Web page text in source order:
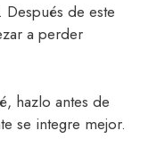
Después de este
a perder
hazlo antes de
se integre mejor.